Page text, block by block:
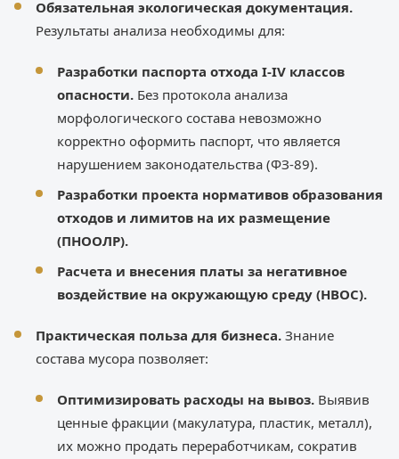
Обязательная экологическая документация.
Результаты анализа необходимы для:
Разработки паспорта отхода I-IV классов
опасности. Без протокола анализа
морфологического состава невозможно
корректно оформить паспорт, что является
нарушением законодательства (ФЗ-89).
Разработки проекта нормативов образования
отходов и лимитов на их размещение
(ПНООЛР).
Расчета и внесения платы за негативное
воздействие на окружающую среду (НВОС).
Практическая польза для бизнеса. Знание
состава мусора позволяет:
Оптимизировать расходы на вывоз. Выявив
ценные фракции (макулатура, пластик, металл),
их можно продать переработчикам, сократив